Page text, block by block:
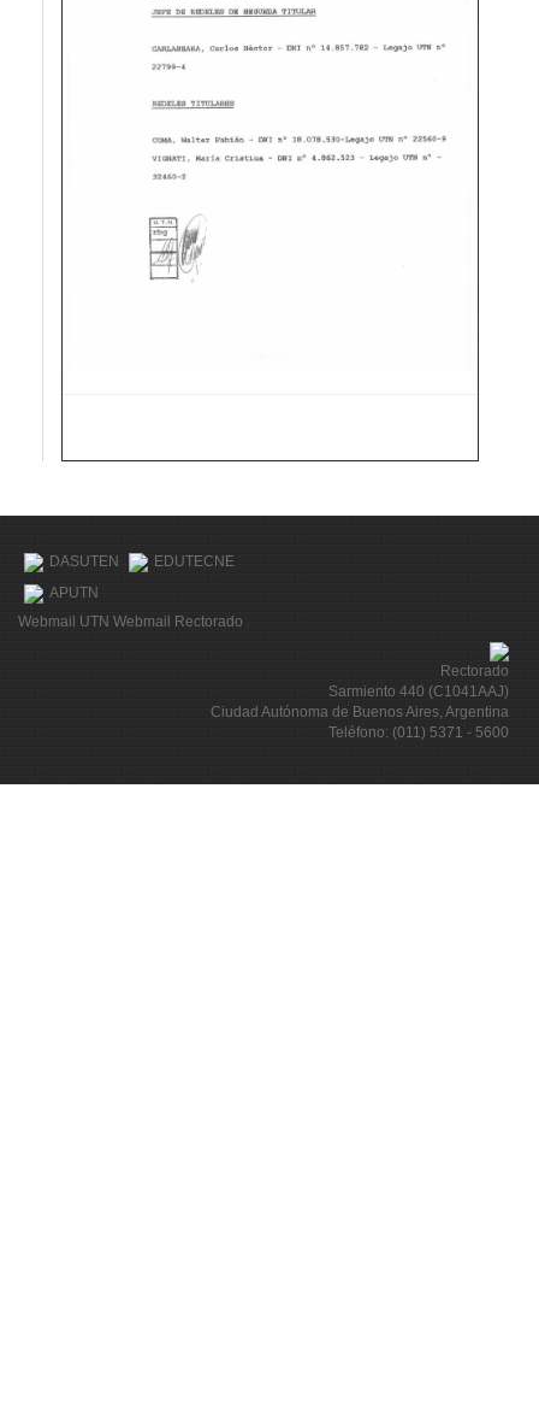
DASUTEN
EDUTECNE
APUTN
Webmail UTN Webmail Rectorado
Rectorado
Sarmiento 440 (C1041AAJ)
Ciudad Autónoma de Buenos Aires, Argentina
Teléfono: (011) 5371 - 5600